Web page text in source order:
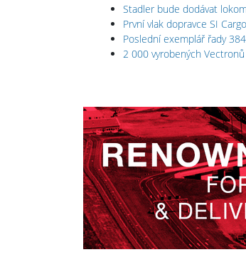
Stadler bude dodávat
První vlak dopravce SI
Poslední exemplář řady 384
2 000 vyrobených Vectronů